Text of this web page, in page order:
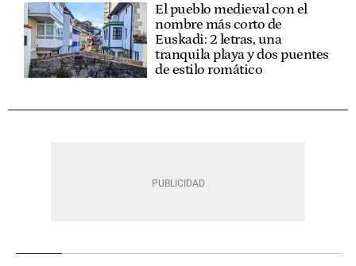
El pueblo medieval con el
nombre más corto de
Euskadi: 2 letras, una
tranquila playa y dos puentes
de estilo romático